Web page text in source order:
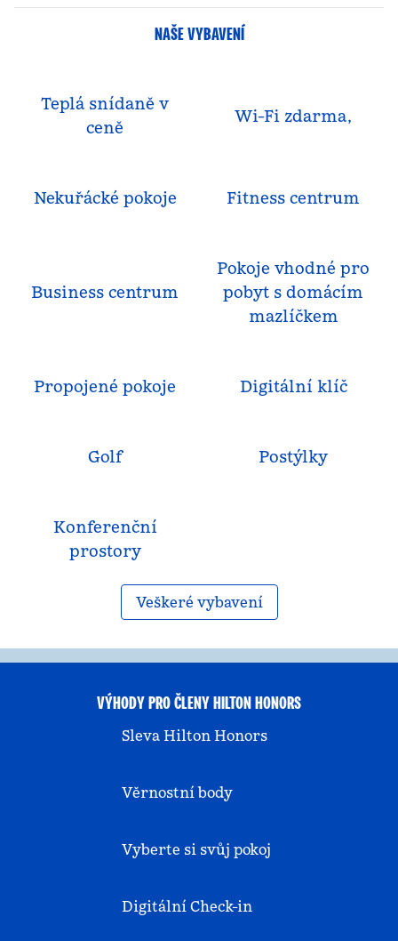
NAŠE VYBAVENÍ
Teplá snídaně v
ceně
Wi-Fi zdarma,
Nekuřácké pokoje Fitness centrum
Business centrum
Pokoje vhodné pro
pobyt s domácím
mazlíčkem
Propojené pokoje Digitální klíč
Golf Postýlky
Konferenční
prostory
Veškeré vybavení
VÝHODY PRO ČLENY HILTON HONORS
Sleva Hilton Honors
Věrnostní body
Vyberte si svůj pokoj
Digitální Check-in